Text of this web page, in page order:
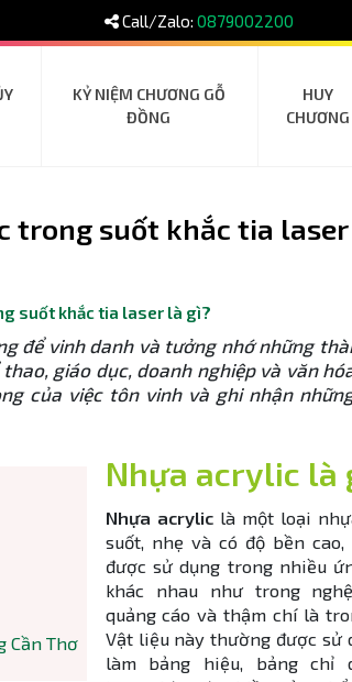
trong suốt khắc tia
suốt khắc tia laser là gì?
để vinh danh và tưởng nhớ những
giáo dục, doanh nghiệp và văn
của việc tôn vinh và ghi nhận
Cần Thơ
Nhựa acrylic là
Nhựa acryliclà một loại
suốt, nhẹ và có độ bền
được sử dụng trong nhiều
khác nhau như trong
quảng cáo và thậm chí là
Vật liệu này thường được sử
làm bảng hiệu, bảng chỉ
Call/Zalo:0879002200
KỶ NIỆM CHƯƠNG GỖ
ĐỒNG
HUY
CHƯƠNG